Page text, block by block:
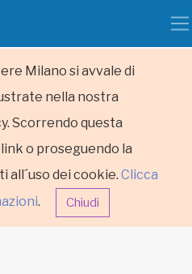
Milano si avvale di
nella nostra
Scorrendo questa
o proseguendo la
all´uso dei cookie. Clicca
. Chiudi